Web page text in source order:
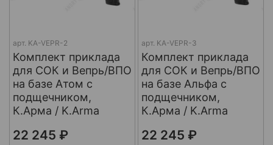
арт. KA-VEPR-2
Комплект приклада
для СОК и Вепрь/ВПО
на базе Атом с
подщечником,
К.Арма / K.Arma
22 245 ₽
арт. KA-VEPR-3
Комплект приклада
для СОК и Вепрь/ВПО
на базе Альфа с
подщечником,
К.Арма / K.Arma
22 245 ₽